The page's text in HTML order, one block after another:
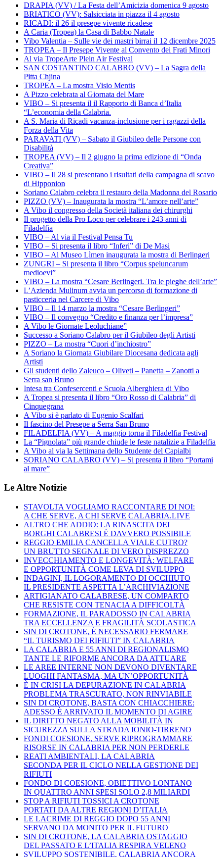
DRAPIA (VV) / La Festa dell’Amicizia domenica 9 agosto
BRIATICO (VV): Salsicciata in piazza il 4 agosto
RICADI: il 26 il presepe vivente ricadese
A Caria (Tropea) la Casa di Babbo Natale
Vibo Valentia – Sulle vie dei mastri birrai il 12 dicembre 2025
TROPEA – Il Presepe Vivente al Convento dei Frati Minori
Al via TropeArte Plein Air Festival
SAN COSTANTINO CALABRO (VV) – La Sagra della
Pitta Chjina
TROPEA – La mostra Visio Mentis
A Pizzo celebrata al Giornata del Mare
VIBO – Si presenta il il Rapporto di Banca d’Italia
“L’economia della Calabria.
A S. Maria di Ricadi vacanza-inclusione per i ragazzi della
Forza della Vita
PARAVATI (VV) – Sabato il Giubileo delle Persone con
Disabilità
TROPEA (VV) – Il 2 giugno la prima edizione di “Onda
Creativa”
VIBO – Il 28 si presentano i risultati della campagna di scavo
di Hipponion
Soriano Calabro celebra il restauro della Madonna del Rosario
PIZZO (VV) – Inaugurata la mostra “L’amore nell’arte”
A Vibo il congresso della Società italiana dei chirurghi
Il progetto della Pro Loco per celebrare i 243 anni di
Filadelfia
VIBO – Al via il Festival Pensa Tu
VIBO – Si presenta il libro “Inferi” di De Masi
VIBO – Al Museo Lìmen inaugurata la mostra di Berlingeri
ZUNGRI – Si presenta il libro “Corpus speluncarum
medioevi”
VIBO – La mostra “Cesare Berlingeri. Tra le pieghe dell’arte”
L’Azienda Mulinum avvia un percorso di formazione di
pasticceria nel Carcere di Vibo
VIBO – Il 14 marzo la mostra “Cesare Berlingeri”
VIBO – Il convegno “Credito e finanza per l’impresa”
A Vibo le Giornate Leoluchiane”
Successo a Soriano Calabro per il Giubileo degli Artisti
PIZZO – La mostra “Cuori d’inchiostro”
A Soriano la Giornata Giubilare Diocesana dedicata agli
Artisti
Gli studenti dello Zaleuco – Oliveti – Panetta – Zanotti a
Serra san Bruno
Intesa tra Confesercenti e Scuola Alberghiera di Vibo
A Tropea si presenta il libro “Oro Rosso di Calabria” di
Cinquegrana
A Vibo si è parlato di Eugenio Scalfari
Il fascino del Presepe a Serra San Bruno
FILADELFIA (VV) – A maggio torna il Filadelfia Festival
La “Pignolata” più grande chiude le feste natalizie a Filadelfia
A Vibo al via la Settimana dello Studente del Capialbi
SORIANO CALABRO (VV) – Si presenta il libro “Portami
al mare”
Le Altre Notizie
STAVOLTA VOGLIAMO RACCONTARE DI NOI:
A CHE SERVE, A CHI SERVE CALABRIA.LIVE
ALTRO CHE ADDIO: LA RINASCITA DEI
BORGHI CALABRESI È DAVVERO POSSIBILE
REGGIO EMILIA CANCELLA VIALE CUTRO?
UN BRUTTO SEGNALE DI VERO DISPREZZO
INVECCHIAMENTO E LONGEVITÀ: WELFARE
E OPPORTUNITÀ COME LEVA DI SVILUPPO
INDAGINI, IL LOGORAMENTO DI OCCHIUTO
IL PRESIDENTE ASPETTA L’ARCHIVIAZIONE
ARTIGIANATO CALABRESE, UN COMPARTO
CHE RESISTE CON TENACIA A DIFFICOLTÀ
FORMAZIONE, IL PARADOSSO IN CALABRIA
TRA ECCELLENZA E FRAGILITÀ SCOLASTICA
SIN DI CROTONE, È NECESSARIO FERMARE
“IL TURISMO DEI RIFIUTI” IN CALABRIA
LA CALABRIA E 55 ANNI DI REGIONALISMO
TANTE LE RIFORME ANCORA DA ATTUARE
LE AREE INTERNE NON DEVONO DIVENTARE
LUOGHI FANTASMA, MA UN’OPPORTUNITÀ
È IN CRISI LA DEPURAZIONE IN CALABRIA
PROBLEMA TRASCURATO, NON RINVIABILE
SIN DI CROTONE, BASTA CON CHIACCHIERE:
ADESSO È ARRIVATO IL MOMENTO DI AGIRE
IL DIRITTO NEGATO ALLA MOBILITÀ IN
SICUREZZA SULLA STRADA IONIO-TIRRENO
FONDI COESIONE, SERVE RIPROGRAMMARE
RISORSE IN CALABRIA PER NON PERDERLE
REATI AMBIENTALI, LA CALABRIA
SECONDA PER IL CICLO NELLA GESTIONE DEI
RIFIUTI
FONDO DI COESIONE, OBIETTIVO LONTANO
IN QUATTRO ANNI SPESI SOLO 2,8 MILIARDI
STOP A RIFIUTI TOSSICI A CROTONE
PORTATI DA ALTRE REGIONI D’ITALIA
LE LACRIME DI REGGIO DOPO 55 ANNI
SERVANO DA MONITO PER IL FUTURO
SIN DI CROTONE, LA CALABRIA OSTAGGIO
DEL PASSATO E L’ITALIA RESPIRA VELENO
SVILUPPO SOSTENIBILE, CALABRIA ANCORA